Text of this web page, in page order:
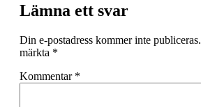
Lämna ett svar
Din e-postadress kommer inte publiceras.
märkta *
Kommentar *